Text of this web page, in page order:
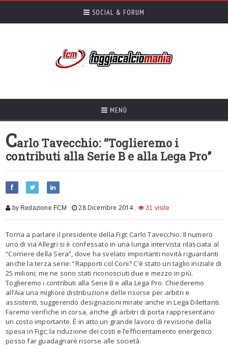
SOCIAL & FORUM
MENÙ
Carlo Tavecchio: “Toglieremo i
contributi alla Serie B e alla Lega Pro”
by Redazione FCM , 28 Dicembre 2014, 31 visite
Torna a parlare il presidente della Figc Carlo Tavecchio. Il numero
uno di via Allegri si è confessato in una lunga intervista rilasciata al
“Corriere della Sera”, dove ha svelato importanti novità riguardanti
anche la terza serie: “Rapporti col Coni? C’è stato un taglio iniziale di
25 milioni; me ne sono stati riconosciuti due e mezzo in più.
Toglieremo i contributi alla Serie B e alla Lega Pro. Chiederemo
all’Aia una migliore distribuzione delle risorse per arbitri e
assistenti, suggerendo designazioni mirate anche in Lega Dilettanti.
Faremo verifiche in corsa, anche gli arbitri di porta rappresentano
un costo importante. È in atto un grande lavoro di revisione della
spesa in Figc; la riduzione dei costi e l’efficientamento energetico
posso far guadagnare risorse alle società.